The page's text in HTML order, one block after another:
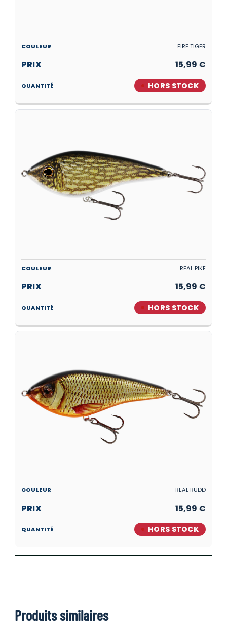
FIRE TIGER
15,99 €
HORS STOCK
REAL PIKE
15,99 €
HORS STOCK
REAL RUDD
15,99 €
HORS STOCK
Produits similaires